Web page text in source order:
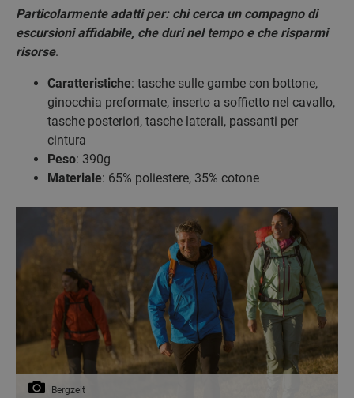
Particolarmente adatti per: chi cerca un compagno di
escursioni affidabile, che duri nel tempo e che risparmi
risorse.
Caratteristiche: tasche sulle gambe con bottone,
ginocchia preformate, inserto a soffietto nel cavallo,
tasche posteriori, tasche laterali, passanti per
cintura
Peso: 390g
Materiale: 65% poliestere, 35% cotone
Bergzeit